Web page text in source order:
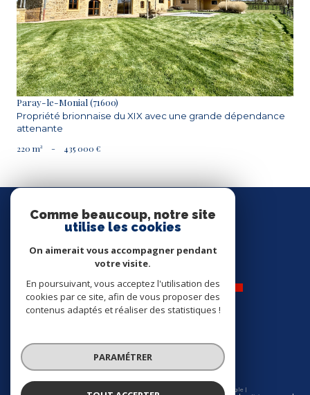
Paray-le-Monial (71600)
Propriété brionnaise du XIX avec une grande dépendance
attenante
220 m²
- 435 000 €
SUIVRE
Nos
© 2026 | Tous droits réservés | Traduction powered by Google |
Comme beaucoup, notre site
utilise les cookies
On aimerait vous accompagner pendant
votre visite.
En poursuivant, vous acceptez l'utilisation des
cookies par ce site, afin de vous proposer des
contenus adaptés et réaliser des statistiques !
PARAMÉTRER